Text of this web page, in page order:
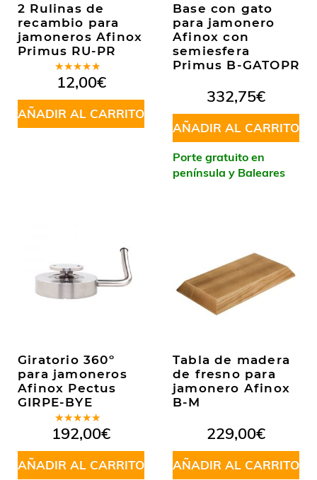
2 Rulinas de
recambio para
jamoneros Afinox
Primus RU-PR
Valorado
en5.00de
5
12,00€
AÑADIR AL CARRITO
Base con gato
para jamonero
Afinox con
semiesfera
Primus B-GATOPR
332,75€
AÑADIR AL CARRITO
Porte gratuito en
península y Baleares
Giratorio 360º
para jamoneros
Afinox Pectus
GIRPE-BYE
Valorado
en5.00de
5
192,00€
AÑADIR AL CARRITO
Tabla de madera
de fresno para
jamonero Afinox
B-M
229,00€
AÑADIR AL CARRITO